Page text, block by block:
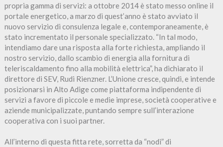
propria gamma di servizi: a ottobre 2014 è stato messo online il
portale energetico, a marzo di quest’anno è stato avviato il
nuovo servizio di consulenza legale e, contemporaneamente, è
stato incrementato il personale specializzato. “In tal modo,
intendiamo dare una risposta alla forte richiesta, ampliando il
nostro servizio, dallo scambio di energia alla fornitura di
teleriscaldamento fino alla mobilità elettrica”, ha dichiarato il
direttore di SEV, Rudi Rienzner. L’Unione cresce, quindi, e intende
posizionarsi in Alto Adige come piattaforma indipendente di
servizi a favore di piccole e medie imprese, società cooperative e
aziende municipalizzate, puntando sempre sull’interazione
cooperativa con i suoi partner.
All’interno di questa fitta rete, sorretta da “nodi” di